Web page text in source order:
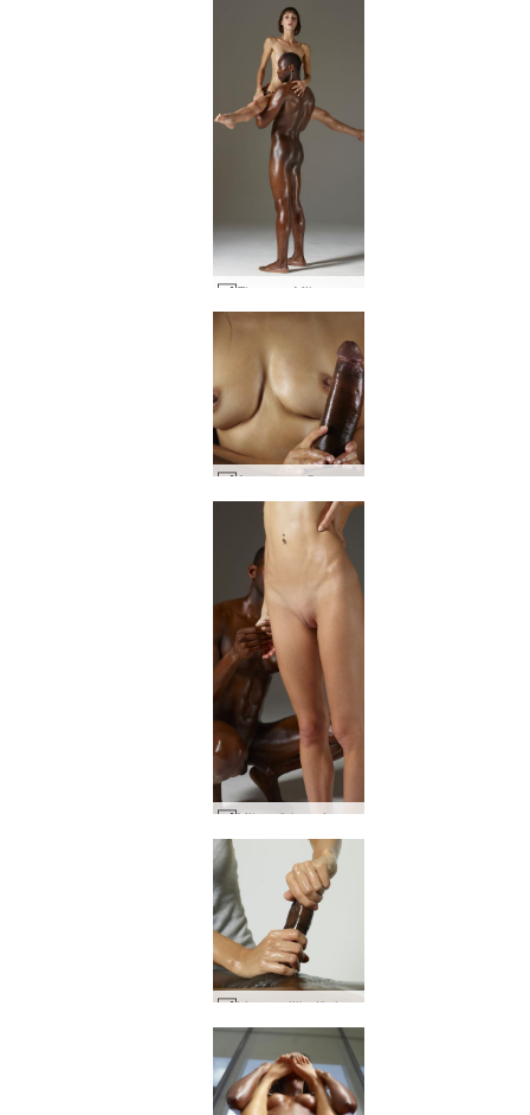
Amaya og Goro hanastýring #9
Mike að kremja Flora #24
Lingam tilbeiðslu #33